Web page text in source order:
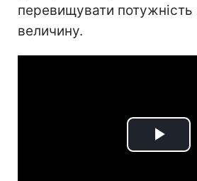
перевищувати
величину.
Play